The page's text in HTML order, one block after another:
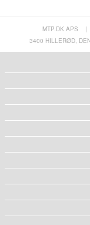
MTP.DK APS |
3400 HILLERØD,